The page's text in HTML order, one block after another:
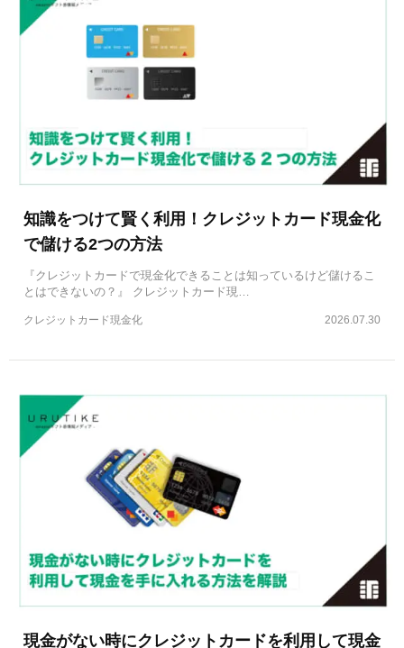
知識をつけて賢く利用！クレジットカード現金化
で儲ける2つの方法
『クレジットカードで現金化できることは知っているけど儲けるこ
とはできないの？』 クレジットカード現…
2026.07.30
クレジットカード現金化
現金がない時にクレジットカードを利用して現金